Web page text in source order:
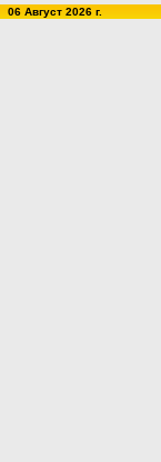
06 Август 2026 г.